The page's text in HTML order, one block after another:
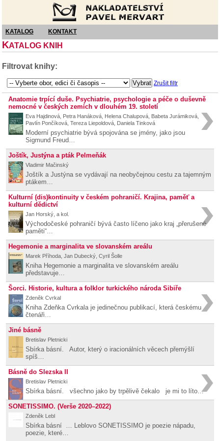
KATALOG KONTAKT
KATALOG KNIH
Filtrovat knihy:
Zrušit filtr
Anatomie trpící duše. Psychiatrie, psychologie a péče o duševně
nemocné v českých zemích v dlouhém 19. století
Eva Hajdinová, Petra Hanáková, Helena Chalupová, Babeta Jurámiková,
Pavlín Pončíková, Tereza Liepoldová, Daniela Tinková
Moderní psychiatrie bývá spojována se jmény, jako jsou
Sigmund Freud…
Joštík, Justýna a pták Pelmeňák
Vladimir Mačinský
Joštík a Justýna se vydávají na neobyčejnou cestu za tajemným
ptákem…
Kulturní (dis)kontinuity v českém pohraničí. Krajina, paměť a
kulturní dědictví
Jan Horský, a kol.
Východočeské pohraničí bývá často líčeno jako kraj „přerušené
paměti“…
Hegemonie a marginalita ve slovanském areálu
Marek Příhoda, Jan Dubecký, Cyril Šolle
Kniha Hegemonie a marginalita ve slovanském areálu
představuje…
Šorci. Historie, kultura a folklor turkického národa Sibiře
Zdeněk Cvrkal
Kniha Zdeňka Cvrkala je jedinečnou publikací, která českému
čtenáři…
Jiné básně
Bretislav Pletnicki
Sbírka básní. Autor, který o iracionálních věcech přemýšlí
spíš…
Básně do Slezska II
Bretislav Pletnicki
Sbírka básní. všechno jako by trpělivě čekalo je mi to líto…
SONETISSIMO. (Verše 2020–2022)
Zdeněk Lebl
Sbírka básní … Leblovo SONETISSIMO je poezie nápadu,
poezie, které…